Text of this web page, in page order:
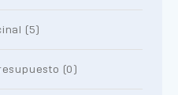
(5)
(0)